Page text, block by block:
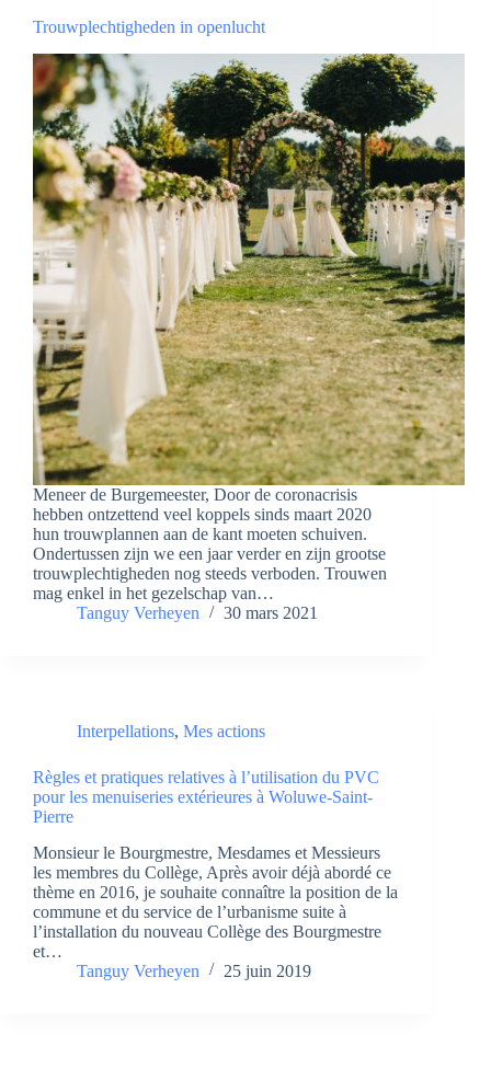
Trouwplechtigheden in openlucht
Meneer de Burgemeester, Door de coronacrisis
hebben ontzettend veel koppels sinds maart 2020
hun trouwplannen aan de kant moeten schuiven.
Ondertussen zijn we een jaar verder en zijn grootse
trouwplechtigheden nog steeds verboden. Trouwen
mag enkel in het gezelschap van…
Tanguy Verheyen
30 mars 2021
Interpellations, Mes actions
Règles et pratiques relatives à l’utilisation du PVC
pour les menuiseries extérieures à Woluwe-Saint-
Pierre
Monsieur le Bourgmestre, Mesdames et Messieurs
les membres du Collège, Après avoir déjà abordé ce
thème en 2016, je souhaite connaître la position de la
commune et du service de l’urbanisme suite à
l’installation du nouveau Collège des Bourgmestre
et…
Tanguy Verheyen
25 juin 2019